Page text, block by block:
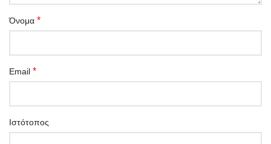
Όνομα *
Email *
Ιστότοπος